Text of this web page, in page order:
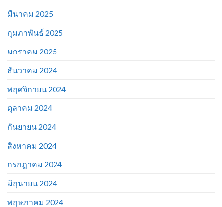
มีนาคม 2025
กุมภาพันธ์ 2025
มกราคม 2025
ธันวาคม 2024
พฤศจิกายน 2024
ตุลาคม 2024
กันยายน 2024
สิงหาคม 2024
กรกฎาคม 2024
มิถุนายน 2024
พฤษภาคม 2024